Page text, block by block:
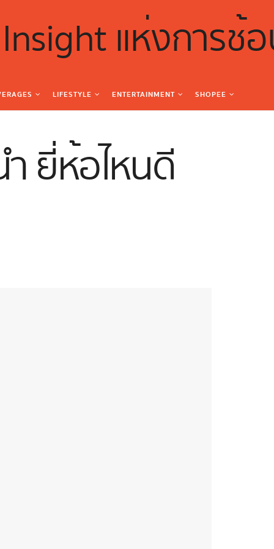
LIFESTYLE ENTERTAINMENT SHOPEE
ยี่ห้อไหนดี